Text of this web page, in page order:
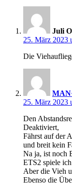
Juli
25. März 2023
Die
25. März 2023
Den
Deaktiviert,
Fährst auf der
und breit kein
Na ja, ist noch
ETS2 spiele
Aber die Vieh
Ebenso die